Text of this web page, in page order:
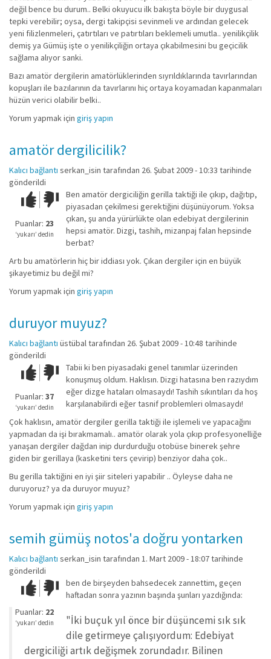
değil bence bu durum.. Belki okuyucu ilk bakışta böyle bir duygusal
tepki verebilir; oysa, dergi takipçisi sevinmeli ve ardından gelecek
yeni filizlenmeleri, çatırtıları ve patırtıları beklemeli umutla.. yenilikçilik
demiş ya Gümüş işte o yenilikçiliğin ortaya çıkabilmesini bu geçicilik
sağlama alıyor sanki.
Bazı amatör dergilerin amatörlüklerinden sıyrıldıklarında tavırlarından
kopuşları ile bazılarının da tavırlarını hiç ortaya koyamadan kapanmaları
hüzün verici olabilir belki..
Yorum yapmak için giriş yapın
amatör dergilicilik?
Kalıcı bağlantı serkan_isin tarafından 26. Şubat 2009 - 10:33 tarihinde
gönderildi
Çok iyi!O
kadar
iyi
değil!
Puanlar: 23
‘yukarı’ dedin
Ben amatör dergiciliğin gerilla taktiği ile çıkıp, dağıtıp,
piyasadan çekilmesi gerektiğini düşünüyorum. Yoksa
çıkan, şu anda yürürlükte olan edebiyat dergilerinin
hepsi amatör. Dizgi, tashih, mizanpaj falan hepsinde
berbat?
Artı bu amatörlerin hiç bir iddiası yok. Çıkan dergiler için en büyük
şikayetimiz bu değil mi?
Yorum yapmak için giriş yapın
duruyor muyuz?
Kalıcı bağlantı üstübaltarafından 26. Şubat 2009 - 10:48 tarihinde
gönderildi
Çok iyi!O
kadar
iyi
değil!
Puanlar: 37
‘yukarı’ dedin
Tabii ki ben piyasadaki genel tanımlar üzerinden
konuşmuş oldum. Haklısın. Dizgi hatasına ben razıydım
eğer dizge hataları olmasaydı! Tashih sıkıntıları da hoş
karşılanabilirdi eğer tasnif problemleri olmasaydı!
Çok haklısın, amatör dergiler gerilla taktiği ile işlemeli ve yapacağını
yapmadan da işi bırakmamalı.. amatör olarak yola çıkıp profesyonelliğe
yanaşan dergiler dağdan inip durdurduğu otobüse binerek şehre
giden bir gerillaya (kasketini ters çevirip) benziyor daha çok..
Bu gerilla taktiğini en iyi şiir siteleri yapabilir .. Öyleyse daha ne
duruyoruz? ya da duruyor muyuz?
Yorum yapmak için giriş yapın
semih gümüş notos'a doğru yontarken
Kalıcı bağlantı serkan_isin tarafından 1. Mart 2009 - 18:07 tarihinde
gönderildi
Çok iyi!O
kadar
iyi
değil!
Puanlar: 22
‘yukarı’ dedin
ben de birşeyden bahsedecek zannettim, geçen
haftadan sonra yazının başında şunları yazdığında:
"İki buçuk yıl önce bir düşüncemi sık sık
dile getirmeye çalışıyordum: Edebiyat
dergiciliği artık değişmek zorundadır. Bilinen